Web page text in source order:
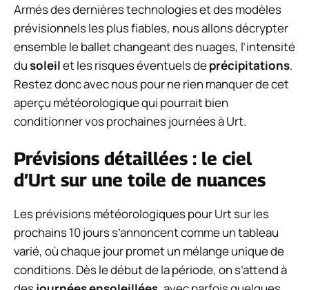
Armés des dernières technologies et des modèles
prévisionnels les plus fiables, nous allons décrypter
ensemble le ballet changeant des nuages, l’intensité
dusoleilet les risques éventuels deprécipitations.
Restez donc avec nous pour ne rien manquer de cet
aperçu météorologique qui pourrait bien
conditionner vos prochaines journées à Urt.
Prévisions détaillées : le ciel
d’Urt sur une toile de nuances
Les prévisions météorologiques pour Urt sur les
prochains 10 jours s’annoncent comme un tableau
varié, où chaque jour promet un mélange unique de
conditions. Dès le début de la période, on s’attend à